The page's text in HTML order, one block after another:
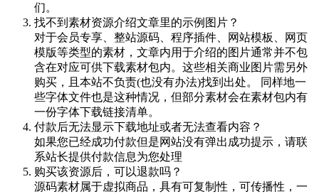
们。
找不到素材资源介绍文章里的示例图片？
对于会员专享、整站源码、程序插件、网站模板、网页
模版等类型的素材，文章内用于介绍的图片通常并不包
含在对应可供下载素材包内。这些相关商业图片需另外
购买，且本站不负责(也没有办法)找到出处。 同样地一
些字体文件也是这种情况，但部分素材会在素材包内有
一份字体下载链接清单。
付款后无法显示下载地址或者无法查看内容？
如果您已经成功付款但是网站没有弹出成功提示，请联
系站长提供付款信息为您处理
购买该资源后，可以退款吗？
源码素材属于虚拟商品，具有可复制性，可传播性，一